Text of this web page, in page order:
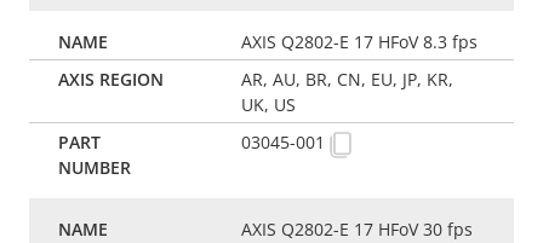
AXIS Q2802-E 17 HFoV 8.3 fps
AR, AU, BR, CN, EU, JP, KR,
UK, US
03045-001
AXIS Q2802-E 17 HFoV 30 fps